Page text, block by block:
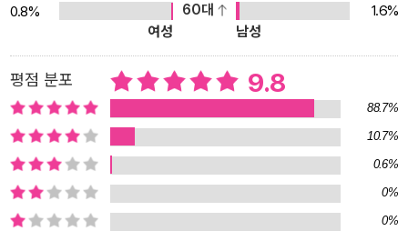
0.8%
60대
1.6%
여성
남성
평점 분포 9.8
88.7%
10.7%
0.6%
0%
0%